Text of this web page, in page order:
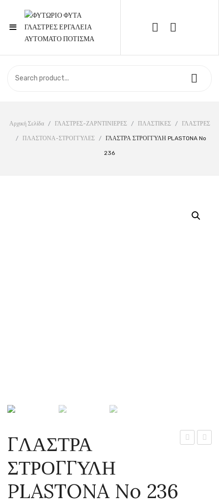
≡
Call Support: 210 6857844
ΣΧΕΤΙΚΆ ΜΕ ΕΜΆΣ
ΕΠΙΚΟΙΝΩΝΊΑ
Αρχική Σελίδα / ΓΛΑΣΤΡΕΣ-ΖΑΡΝΤΙΝΙΕΡΕΣ / ΠΛΑΣΤΙΚΕΣ / ΓΛΑΣΤΡΕΣ
/ ΠΛΑΣΤΟΝΑ-ΣΤΡΟΓΓΥΛΕΣ / ΓΛΑΣΤΡΑ ΣΤΡΟΓΓΥΛΗ PLASTONA No
236
ΓΛΑΣΤΡΑ
ΣΤΡΟΓΓΥΛΗ
PLASTONA No 236